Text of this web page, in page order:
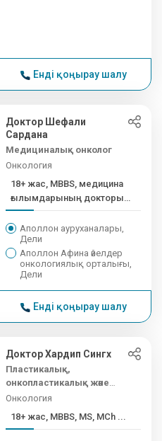
Енді қоңырау шалу
Доктор Шефали
Сардана
Медициналық онколог
Онкология
18+ жас, MBBS, медицина
ғылымдарының докторы
(медициналық...
Аполлон ауруханалары,
Дели
Аполлон Афина әйелдер
онкологиялық орталығы,
Дели
Енді қоңырау шалу
Доктор Хардип Сингх
Пластикалық,
онкопластикалық және
реконструктивті
Онкология
18+ жас, MBBS, MS, MCh ...